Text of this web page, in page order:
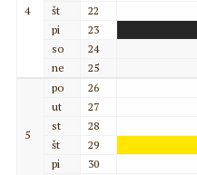
4
št
22
pi
23
so
24
ne
25
5
po
26
ut
27
st
28
št
29
pi
30